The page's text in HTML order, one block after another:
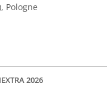
Pologne
2026